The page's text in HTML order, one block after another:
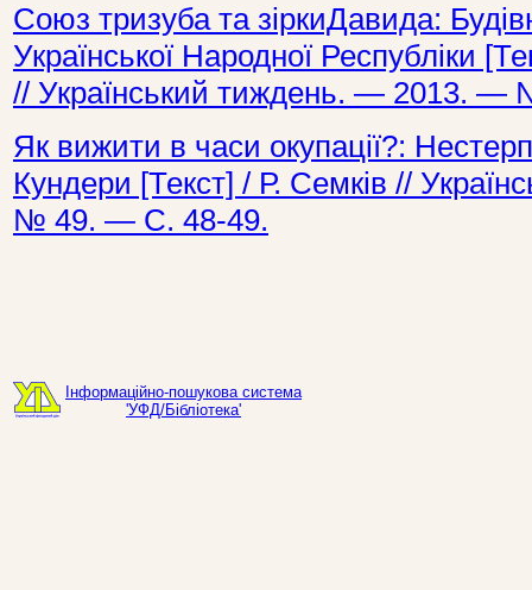
Союз тризуба та зіркиДавида:
Української Народної Республіки
// Український тиждень. — 2013.
Як вижити в часи окупації?:
Кундери [Текст] / Р. Семків //
№ 49. — С. 48-49.
Інформаційно-пошукова система
'УФД/Бібліотека'